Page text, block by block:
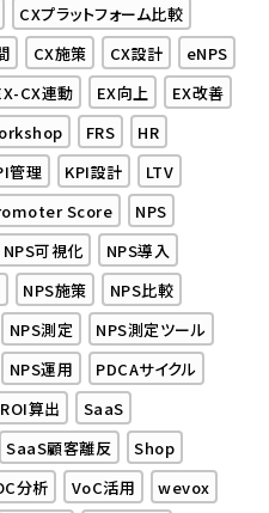
CXプラットフォーム比較
CX施策 CX設計
eNPS
CX連動 EX向上
EX改善
FRS
HR
管理 KPI設計
LTV
Score
NPS
NPS可視化
NPS導入
NPS施策
NPS比較
NPS測定
NPS測定ツール
NPS運用
PDCAサイクル
ROI算出
SaaS
SaaS顧客離反
Shop
分析 VoC活用
wevox